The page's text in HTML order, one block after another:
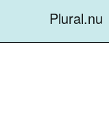
Plural.nu